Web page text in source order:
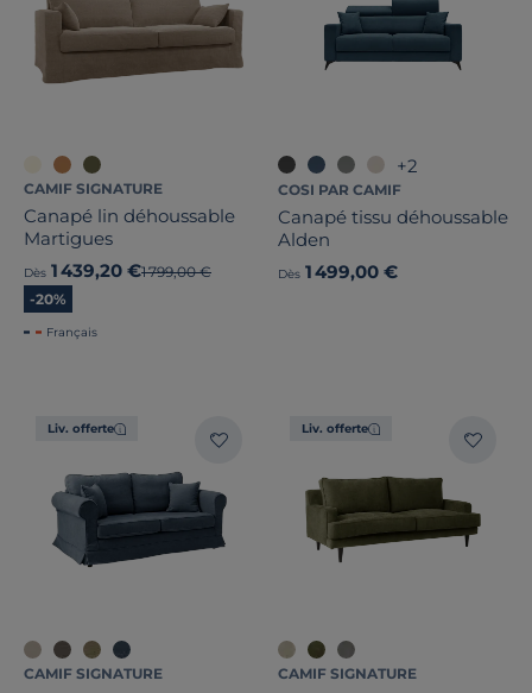
CAMIF SIGNATURE
Canapé lin déhoussable
Martigues
Dès 1 439,20 €Ancien prix
1 799,00 €
-20%
Français
+2
COSI PAR CAMIF
Canapé tissu déhoussable
Alden
Dès 1 499,00 €
Liv. offerte
CAMIF SIGNATURE
Liv. offerte
CAMIF SIGNATURE